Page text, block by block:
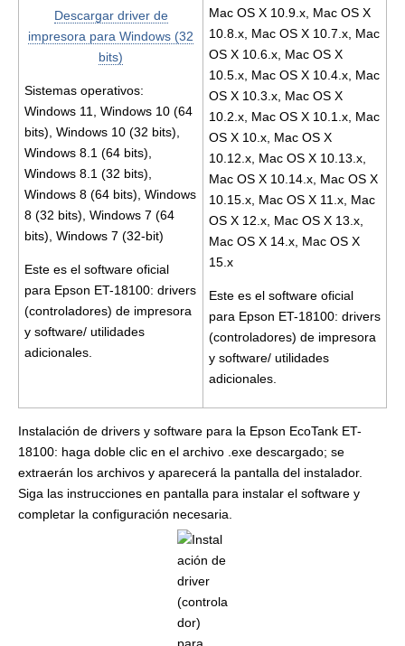
Descargar driver de
impresora para Windows (32
bits)
Sistemas operativos:
Windows 11, Windows 10 (64
bits), Windows 10 (32 bits),
Windows 8.1 (64 bits),
Windows 8.1 (32 bits),
Windows 8 (64 bits), Windows
8 (32 bits), Windows 7 (64
bits), Windows 7 (32-bit)
Este es el software oficial
para Epson ET-18100: drivers
(controladores) de impresora
y software/ utilidades
adicionales.
Mac OS X 10.9.x, Mac OS X
10.8.x, Mac OS X 10.7.x, Mac
OS X 10.6.x, Mac OS X
10.5.x, Mac OS X 10.4.x, Mac
OS X 10.3.x, Mac OS X
10.2.x, Mac OS X 10.1.x, Mac
OS X 10.x, Mac OS X
10.12.x, Mac OS X 10.13.x,
Mac OS X 10.14.x, Mac OS X
10.15.x, Mac OS X 11.x, Mac
OS X 12.x, Mac OS X 13.x,
Mac OS X 14.x, Mac OS X
15.x
Este es el software oficial
para Epson ET-18100: drivers
(controladores) de impresora
y software/ utilidades
adicionales.
Instalación de drivers y software para la Epson EcoTank ET-
18100: haga doble clic en el archivo .exe descargado; se
extraerán los archivos y aparecerá la pantalla del instalador.
Siga las instrucciones en pantalla para instalar el software y
completar la configuración necesaria.